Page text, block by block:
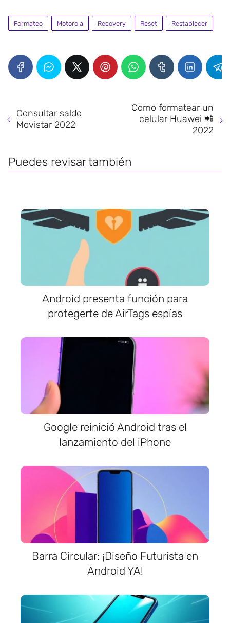
Formateo Motorola Recovery Reset Restablecer
Consultar saldo
Movistar 2022
Como formatear un
celular Huawei 📲
2022
Puedes revisar también
Android presenta función para
protegerte de AirTags espías
Google reinició Android tras el
lanzamiento del iPhone
Barra Circular: ¡Diseño Futurista en
Android YA!